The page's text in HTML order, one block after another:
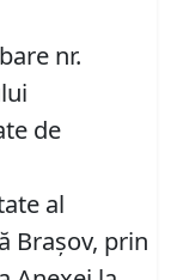
nr.
de
al
Brașov, prin